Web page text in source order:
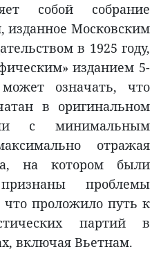
собой собрание
Московским
в 1925 году,
изданием 5-
означать, что
в оригинальном
с минимальным
отражая
на котором были
проблемы
проложило путь к
партий в
включая Вьетнам.